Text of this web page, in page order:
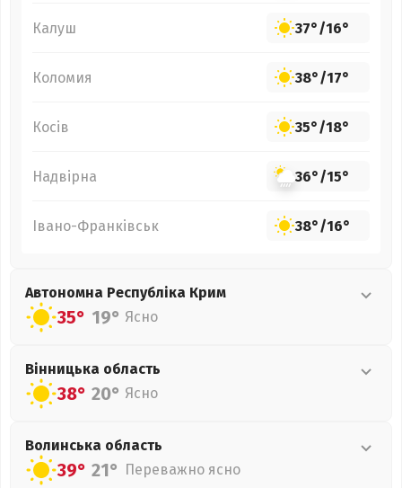
Калуш 37°/16°
Коломия 38°/17°
Косів 35°/18°
Надвірна 36°/15°
Івано-Франківськ 38°/16°
Автономна Республіка Крим
35° 19° Ясно
Вінницька область
38° 20° Ясно
Волинська область
39° 21° Переважно ясно